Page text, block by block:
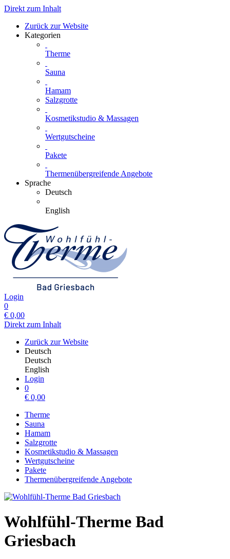
Direkt zum Inhalt
Zurück zur Website
Kategorien
Therme
Sauna
Hamam
Salzgrotte
Kosmetikstudio & Massagen
Wertgutscheine
Pakete
Thermenübergreifende Angebote
Sprache
Deutsch
English
Login
0
€ 0,00
Direkt zum Inhalt
Zurück zur Website
Deutsch
Deutsch
English
Login
0
€ 0,00
Therme
Sauna
Hamam
Salzgrotte
Kosmetikstudio & Massagen
Wertgutscheine
Pakete
Thermenübergreifende Angebote
Wohlfühl-Therme Bad
Griesbach